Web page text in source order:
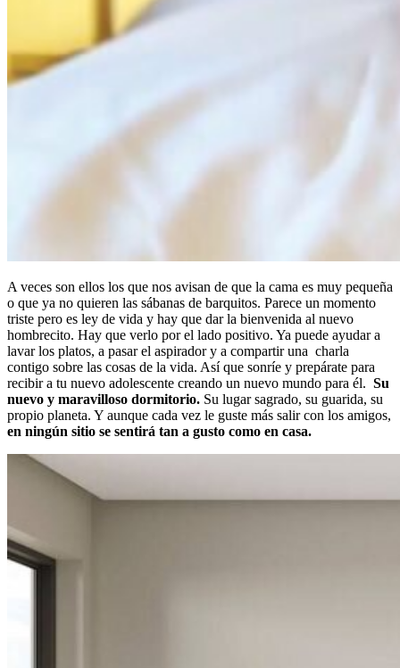
A veces son ellos los que nos avisan de que la cama es muy pequeña
o que ya no quieren las sábanas de barquitos. Parece un momento
triste pero es ley de vida y hay que dar la bienvenida al nuevo
hombrecito. Hay que verlo por el lado positivo. Ya puede ayudar a
lavar los platos, a pasar el aspirador y a compartir una charla
contigo sobre las cosas de la vida. Así que sonríe y prepárate para
recibir a tu nuevo adolescente creando un nuevo mundo para él. Su
nuevo y maravilloso dormitorio. Su lugar sagrado, su guarida, su
propio planeta. Y aunque cada vez le guste más salir con los amigos,
en ningún sitio se sentirá tan a gusto como en casa.